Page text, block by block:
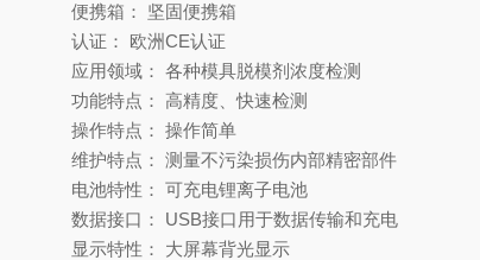
便携箱： 坚固便携箱
认证： 欧洲CE认证
应用领域： 各种模具脱模剂浓度检测
功能特点： 高精度、快速检测
操作特点： 操作简单
维护特点： 测量不污染损伤内部精密部件
电池特性： 可充电锂离子电池
数据接口： USB接口用于数据传输和充电
显示特性： 大屏幕背光显示